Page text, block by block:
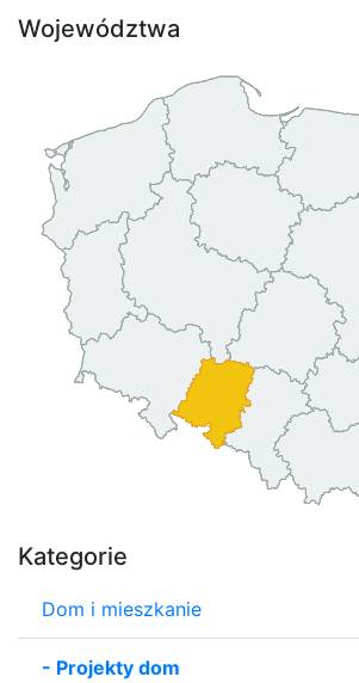
Województwa
Kategorie
Dom i mieszkanie
- Projekty dom